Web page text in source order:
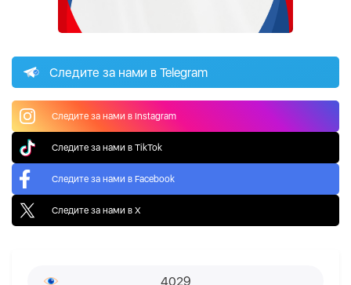
Следите за нами в Telegram
Следите за нами в Instagram
Следите за нами в TikTok
Следите за нами в Facebook
Следите за нами в X
4029